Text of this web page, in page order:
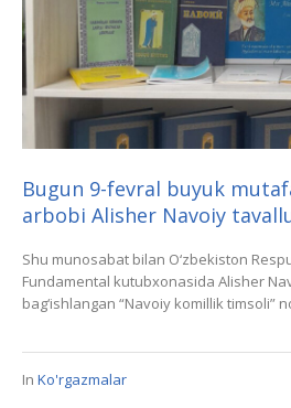
Bugun 9-fevral buyuk
arbobi Alisher Navoiy
Shu munosabat bilan O‘zbekiston
Fundamental kutubxonasida Alisher
bag‘ishlangan “Navoiy komillik timsoli”
In Ko'rgazmalar